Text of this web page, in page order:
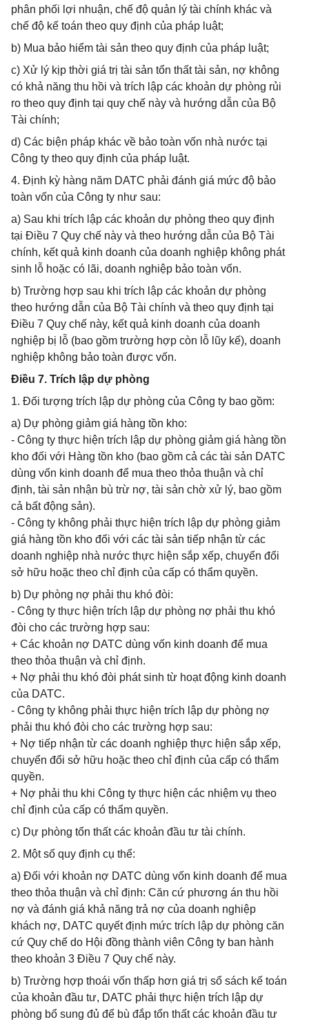
phân phối lợi nhuận, chế độ quản lý tài chính khác và
chế độ kế toán theo quy định của pháp luật;
b) Mua bảo hiểm tài sản theo quy định của pháp luật;
c) Xử lý kịp thời giá trị tài sản tổn thất tài sản, nợ không
có khả năng thu hồi và trích lập các khoản dự phòng rủi
ro theo quy định tại quy chế này và hướng dẫn của Bộ
Tài chính;
d) Các biện pháp khác về bảo toàn vốn nhà nước tại
Công ty theo quy định của pháp luật.
4. Định kỳ hàng năm DATC phải đánh giá mức độ bảo
toàn vốn của Công ty như sau:
a) Sau khi trích lập các khoản dự phòng theo quy định
tại Điều 7 Quy chế này và theo hướng dẫn của Bộ Tài
chính, kết quả kinh doanh của doanh nghiệp không phát
sinh lỗ hoặc có lãi, doanh nghiệp bảo toàn vốn.
b) Trường hợp sau khi trích lập các khoản dự phòng
theo hướng dẫn của Bộ Tài chính và theo quy định tại
Điều 7 Quy chế này, kết quả kinh doanh của doanh
nghiệp bị lỗ (bao gồm trường hợp còn lỗ lũy kế), doanh
nghiệp không bảo toàn được vốn.
Điều 7. Trích lập dự phòng
1. Đối tượng trích lập dự phòng của Công ty bao gồm:
a) Dự phòng giảm giá hàng tồn kho:
- Công ty thực hiện trích lập dự phòng giảm giá hàng tồn
kho đối với Hàng tồn kho (bao gồm cả các tài sản DATC
dùng vốn kinh doanh để mua theo thỏa thuận và chỉ
định, tài sản nhận bù trừ nợ, tài sản chờ xử lý, bao gồm
cả bất động sản).
- Công ty không phải thực hiện trích lập dự phòng giảm
giá hàng tồn kho đối với các tài sản tiếp nhận từ các
doanh nghiệp nhà nước thực hiện sắp xếp, chuyển đổi
sở hữu hoặc theo chỉ định của cấp có thẩm quyền.
b) Dự phòng nợ phải thu khó đòi:
- Công ty thực hiện trích lập dự phòng nợ phải thu khó
đòi cho các trường hợp sau:
+ Các khoản nợ DATC dùng vốn kinh doanh để mua
theo thỏa thuận và chỉ định.
+ Nợ phải thu khó đòi phát sinh từ hoạt động kinh doanh
của DATC.
- Công ty không phải thực hiện trích lập dự phòng nợ
phải thu khó đòi cho các trường hợp sau:
+ Nợ tiếp nhận từ các doanh nghiệp thực hiện sắp xếp,
chuyển đổi sở hữu hoặc theo chỉ định của cấp có thẩm
quyền.
+ Nợ phải thu khi Công ty thực hiện các nhiệm vụ theo
chỉ định của cấp có thẩm quyền.
c) Dự phòng tổn thất các khoản đầu tư tài chính.
2. Một số quy định cụ thể:
a) Đối với khoản nợ DATC dùng vốn kinh doanh để mua
theo thỏa thuận và chỉ định: Căn cứ phương án thu hồi
nợ và đánh giá khả năng trả nợ của doanh nghiệp
khách nợ, DATC quyết định mức trích lập dự phòng căn
cứ Quy chế do Hội đồng thành viên Công ty ban hành
theo khoản 3 Điều 7 Quy chế này.
b) Trường hợp thoái vốn thấp hơn giá trị sổ sách kế toán
của khoản đầu tư, DATC phải thực hiện trích lập dự
phòng bổ sung đủ để bù đắp tổn thất các khoản đầu tư